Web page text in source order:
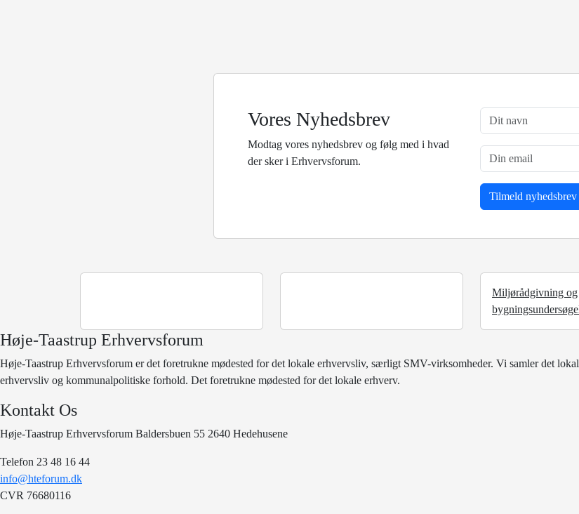
Vores Nyhedsbrev
Modtag vores nyhedsbrev og følg med i hvad
der sker i Erhvervsforum.
Miljørådgivning og
Høje-Taastrup Erhvervsforum
Høje-Taastrup Erhvervsforum er det foretrukne mødested for det lokale erhvervsliv, særligt SMV-virksomheder. Vi samler det
erhvervsliv og kommunalpolitiske forhold. Det foretrukne mødested for det lokale erhverv.
Kontakt Os
Høje-Taastrup Erhvervsforum Baldersbuen 55 2640 Hedehusene
Telefon 23 48 16 44
info@hteforum.dk
CVR 76680116